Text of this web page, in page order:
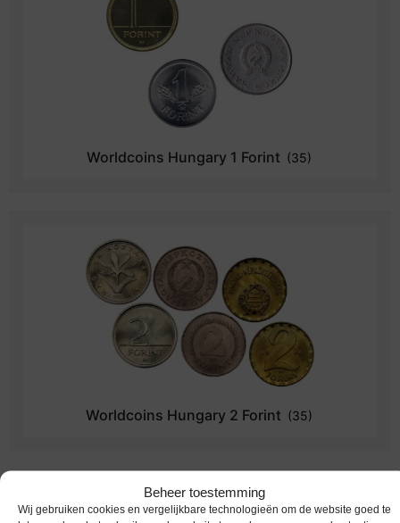
Beheer toestemming
Wij gebruiken cookies en vergelijkbare technologieën om de website goed te
Worldcoins Hungary 1 Forint (35)
Worldcoins Hungary 2 Forint (35)